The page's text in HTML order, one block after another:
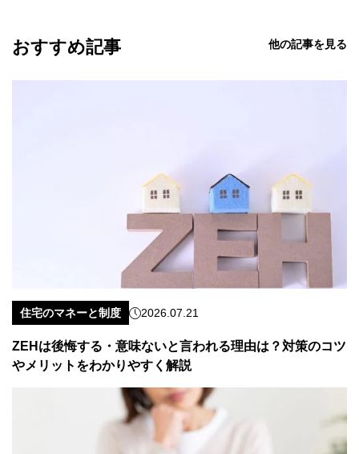
おすすめ記事 他の記事を見る
住宅のマネーと制度 2026.07.21
ZEHは後悔する・意味ないと言われる理由は？対策のコツ
やメリットをわかりやすく解説